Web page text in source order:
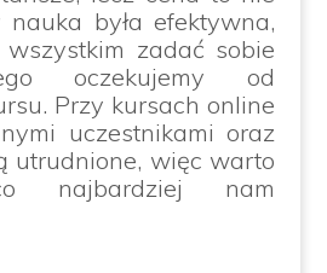
była efektywna,
zadać sobie
oczekujemy od
Przy kursach online
uczestnikami oraz
utrudnione, więc warto
najbardziej nam